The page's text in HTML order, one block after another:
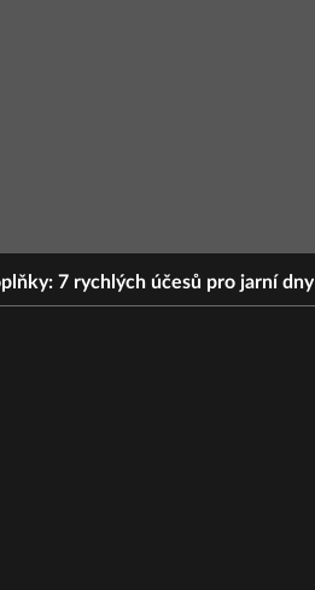
7 rychlých účesů pro jarní dny